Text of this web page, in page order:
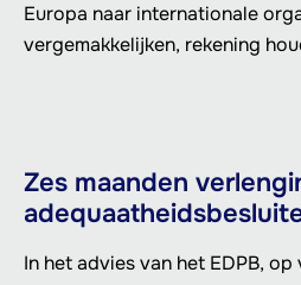
Europa naar internationale
vergemakkelijken, rekening
Zes maanden
In het advies van het EDPB,